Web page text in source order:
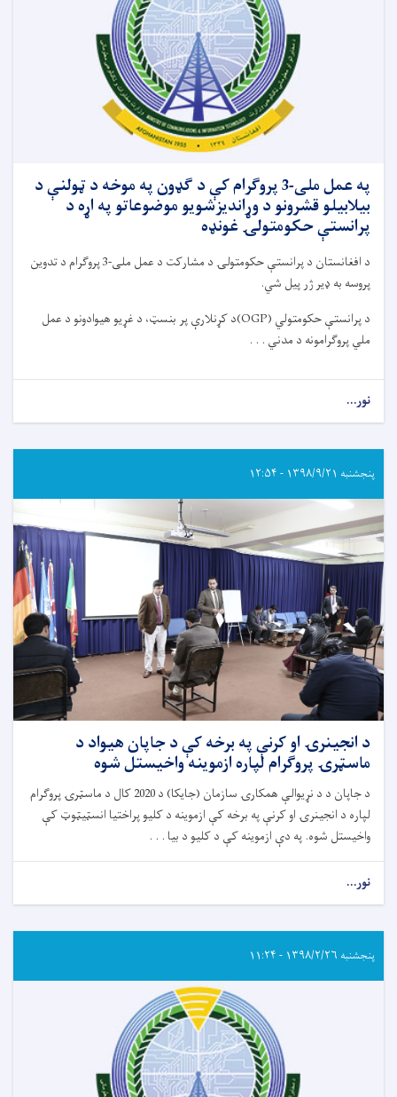
په عمل ملی-3 پروګرام کې د ګډون په موخه د ټولنې د
بیلابیلو قشرونو د وړاندیزشویو موضوعاتو په اړه د
پرانستې حکومتولۍ غونډه
د افغانستان د پرانستې حکومتولۍ د مشارکت د عمل ملی-3 پروګرام د تدوین
پروسه به ډیر ژر پیل شي.
د پرانستې حکومتولي (OGP)د کړنلارې پر بنسټ، د غړیو هیوادونو د عمل
ملي پروګرامونه د مدني . . .
نور...
پنجشنبه ۱۳۹۸/۹/۲۱ - ۱۲:۵۴
د انجينرۍ او کرنې په برخه کې د جاپان هيواد د
ماسټرۍ پروګرام لپاره ازموينه واخيستل شوه
د جاپان د د نړيوالې همکارۍ سازمان (جايکا) د 2020 کال د ماسټرۍ پروګرام
لپاره د انجينرۍ او کرنې په برخه کې ازموينه د کليو پراختيا انسټيټوټ کې
واخيستل شوه. په دې ازموينه کې د کليو د بيا . . .
نور...
پنجشنبه ۱۳۹۸/۲/۲۶ - ۱۱:۲۴